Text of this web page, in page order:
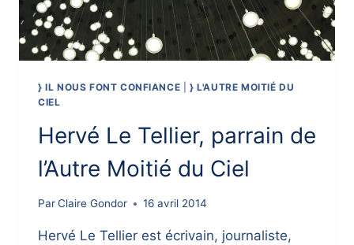
} IL NOUS FONT CONFIANCE |} L'AUTRE MOITIÉ DU
CIEL
Hervé Le Tellier, parrain de
l’Autre Moitié du Ciel
ParClaire Gondor 16 avril 2014
Hervé Le Tellier est écrivain, journaliste,